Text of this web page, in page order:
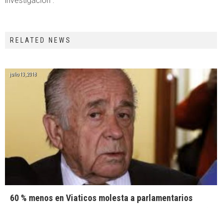
RELATED NEWS
julio 13, 2018
60 % menos en Viaticos molesta a parlamentarios